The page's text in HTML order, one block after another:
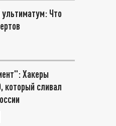
Что
Хакеры
который сливал